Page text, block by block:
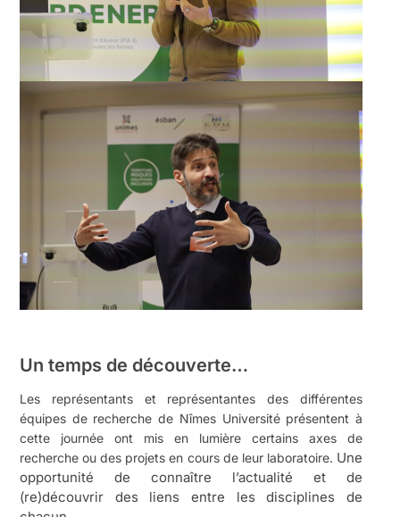
Un temps de découverte…
Les représentants et représentantes des différentes
équipes de recherche de Nîmes Université présentent à
cette journée ont mis en lumière certains axes de
recherche ou des projets en cours de leur laboratoire. Une
opportunité de connaître l’actualité et de
(re)découvrir des liens entre les disciplines de